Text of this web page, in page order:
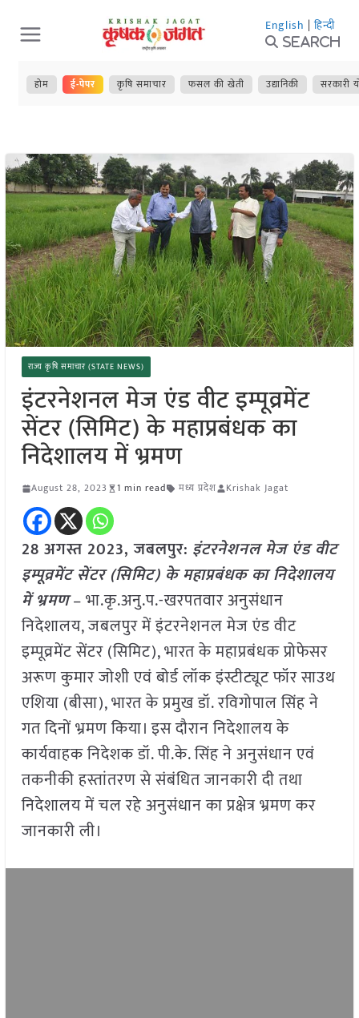
Skip
to
content
English | हिन्दी
Search
होम ई-पेपर कृषि समाचार फसल की खेती उद्यानिकी सरकारी
राज्य कृषि समाचार (STATE NEWS)
इंटरनेशनल मेज एंड वीट इम्पूव्रमेंट
सेंटर (सिमिट) के महाप्रबंधक का
निदेशालय में भ्रमण
August 28, 2023 1 min read मध्य प्रदेश Krishak Jagat
28 अगस्त 2023, जबलपुर: इंटरनेशनल मेज एंड वीट
इम्पूव्रमेंट सेंटर (सिमिट) के महाप्रबंधक का निदेशालय
में भ्रमण– भा.कृ.अनु.प.-खरपतवार अनुसंधान
निदेशालय, जबलपुर में इंटरनेशनल मेज एंड वीट
इम्पूव्रमेंट सेंटर (सिमिट), भारत के महाप्रबंधक प्रोफेसर
अरूण कुमार जोशी एवं बोर्ड लॉक इंस्टीट्यूट फॉर साउथ
एशिया (बीसा), भारत के प्रमुख डॉ. रविगोपाल सिंह ने
गत दिनों भ्रमण किया। इस दौरान निदेशालय के
कार्यवाहक निदेशक डॉ. पी.के. सिंह ने अनुसंधान एवं
तकनीकी हस्तांतरण से संबंधित जानकारी दी तथा
निदेशालय में चल रहे अनुसंधान का प्रक्षेत्र भ्रमण कर
जानकारी ली।